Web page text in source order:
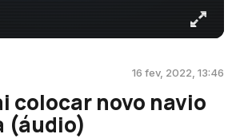
16 fev, 2022, 13:46
colocar novo navio
(áudio)